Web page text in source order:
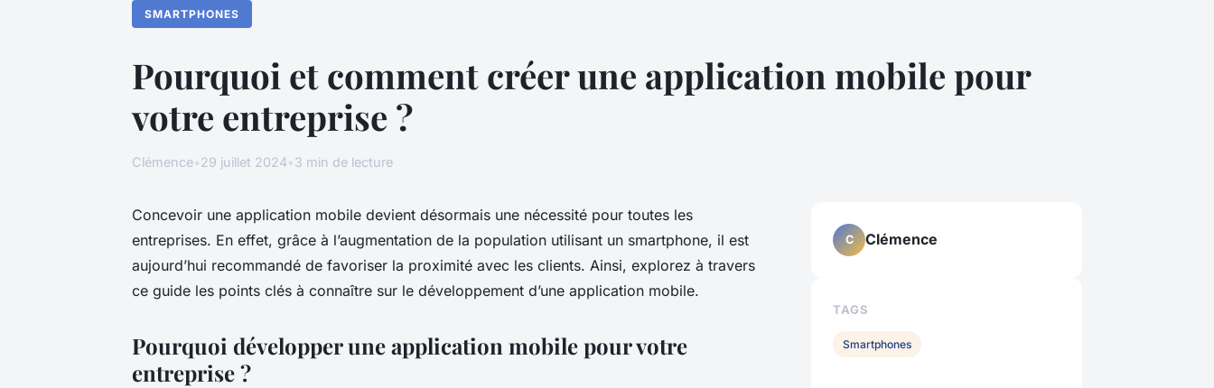
SMARTPHONES
Pourquoi et comment créer une application mobile pour
votre entreprise ?
Clémence•29 juillet 2024•3 min de lecture
Concevoir une application mobile devient désormais une nécessité pour toutes les
entreprises. En effet, grâce à l’augmentation de la population utilisant un smartphone, il est
aujourd’hui recommandé de favoriser la proximité avec les clients. Ainsi, explorez à travers
ce guide les points clés à connaître sur le développement d’une application mobile.
Pourquoi développer une application mobile pour votre
entreprise ?
C Clémence
TAGS
Smartphones